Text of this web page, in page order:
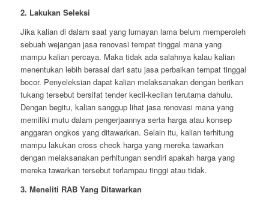
2. Lakukan Seleksi
Jika kalian di dalam saat yang lumayan lama belum memperoleh
sebuah wejangan jasa renovasi tempat tinggal mana yang
mampu kalian percaya. Maka tidak ada salahnya kalau kalian
menentukan lebih berasal dari satu jasa perbaikan tempat tinggal
bocor. Penyeleksian dapat kalian melaksanakan dengan berikan
tukang tersebut bersifat tender kecil-kecilan terutama dahulu.
Dengan begitu, kalian sanggup lihat jasa renovasi mana yang
memiliki mutu dalam pengerjaannya serta harga atau konsep
anggaran ongkos yang ditawarkan. Selain itu, kalian terhitung
mampu lakukan cross check harga yang mereka tawarkan
dengan melaksanakan perhitungan sendiri apakah harga yang
mereka tawarkan tersebut terlampau tinggi atau tidak.
3. Meneliti RAB Yang Ditawarkan